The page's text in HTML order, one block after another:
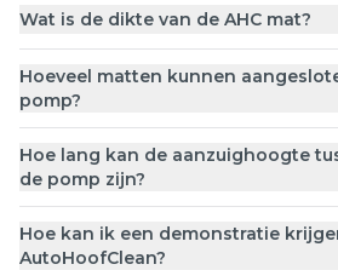
Wat is de dikte van de AHC mat?
Hoeveel matten kunnen
pomp?
Hoe lang kan de aanzuighoogte
de pomp zijn?
Hoe kan ik een demonstratie
AutoHoofClean?